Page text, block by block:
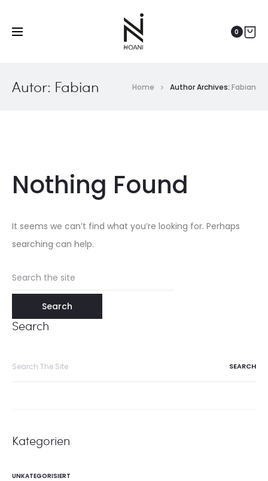
0
Autor: Fabian Home Author Archives: Fabian
Nothing Found
It seems we can’t find what you’re looking for. Perhaps
searching can help.
Search
for:
Search
Kategorien
UNKATEGORISIERT